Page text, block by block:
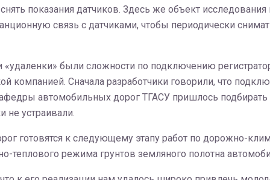
показания датчиков. Здесь же объект исследования
связь с датчиками, чтобы периодически
были сложности по подключению
компанией. Сначала разработчики говорили, что
автомобильных дорог ТГАСУ пришлось
не устраивали.
готовятся к следующему этапу работ по дорожно-
теплового режима грунтов земляного полотна